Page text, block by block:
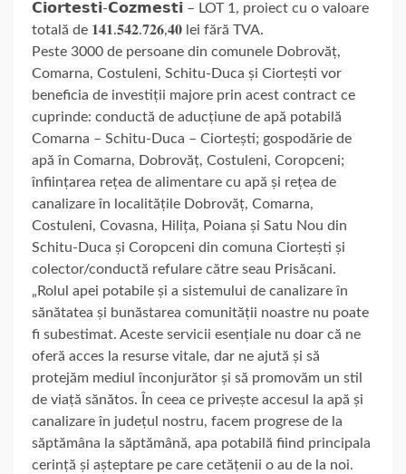
𝗖𝗶𝗼𝗿𝘁𝗲𝘀𝘁𝗶-𝗖𝗼𝘇𝗺𝗲𝘀𝘁𝗶 – LOT 1, proiect cu o valoare
totală de 𝟏𝟒𝟏.𝟓𝟒𝟐.𝟕𝟐𝟔,𝟒𝟎 lei fără TVA.
Peste 3000 de persoane din comunele Dobrovăț,
Comarna, Costuleni, Schitu-Duca și Ciortești vor
beneficia de investiții majore prin acest contract ce
cuprinde: conductă de aducțiune de apă potabilă
Comarna – Schitu-Duca – Ciortești; gospodărie de
apă în Comarna, Dobrovăț, Costuleni, Coropceni;
înființarea rețea de alimentare cu apă și rețea de
canalizare în localitățile Dobrovăț, Comarna,
Costuleni, Covasna, Hilița, Poiana și Satu Nou din
Schitu-Duca și Coropceni din comuna Ciortești și
colector/conductă refulare către seau Prisăcani.
„Rolul apei potabile și a sistemului de canalizare în
sănătatea și bunăstarea comunității noastre nu poate
fi subestimat. Aceste servicii esențiale nu doar că ne
oferă acces la resurse vitale, dar ne ajută și să
protejăm mediul înconjurător și să promovăm un stil
de viață sănătos. În ceea ce privește accesul la apă și
canalizare în județul nostru, facem progrese de la
săptămâna la săptămână, apa potabilă fiind principala
cerință și așteptare pe care cetățenii o au de la noi.